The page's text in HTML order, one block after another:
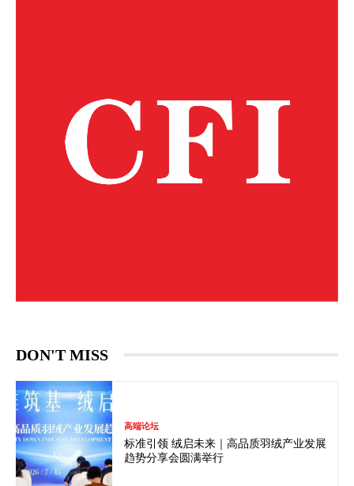
DON'T MISS
高端论坛
标准引领 绒启未来｜高品质羽绒产业发展
趋势分享会圆满举行